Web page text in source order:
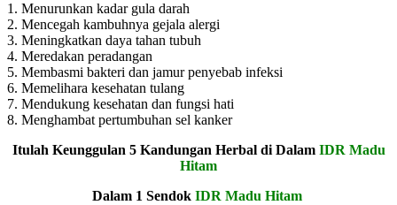
1. Menurunkan kadar gula darah
2. Mencegah kambuhnya gejala alergi
3. Meningkatkan daya tahan tubuh
4. Meredakan peradangan
5. Membasmi bakteri dan jamur penyebab infeksi
6. Memelihara kesehatan tulang
7. Mendukung kesehatan dan fungsi hati
8. Menghambat pertumbuhan sel kanker
Itulah Keunggulan 5 Kandungan Herbal di Dalam IDR Madu
Hitam
Dalam 1 Sendok IDR Madu Hitam